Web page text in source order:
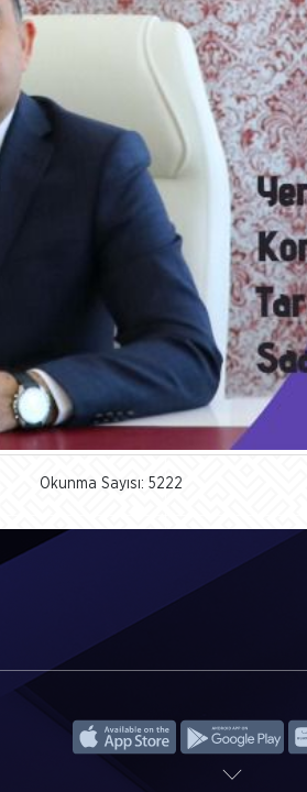
Okunma Sayısı: 5222